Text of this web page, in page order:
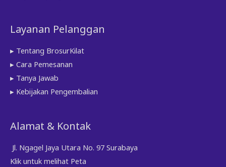
Layanan Pelanggan
▸ Tentang BrosurKilat
▸ Cara Pemesanan
▸ Tanya Jawab
▸ Kebijakan Pengembalian
Alamat & Kontak
Jl. Ngagel Jaya Utara No. 97 Surabaya
Klik untuk melihat Peta